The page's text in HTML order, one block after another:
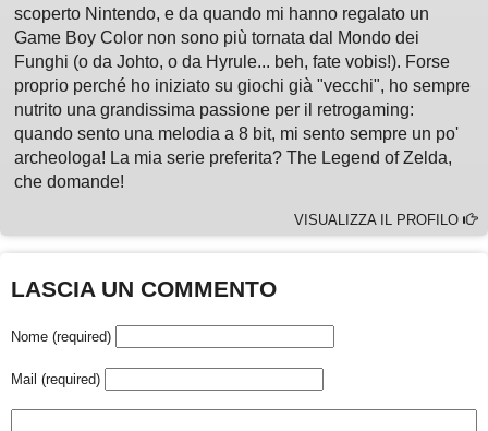
scoperto Nintendo, e da quando mi hanno regalato un
Game Boy Color non sono più tornata dal Mondo dei
Funghi (o da Johto, o da Hyrule... beh, fate vobis!). Forse
proprio perché ho iniziato su giochi già "vecchi", ho sempre
nutrito una grandissima passione per il retrogaming:
quando sento una melodia a 8 bit, mi sento sempre un po'
archeologa! La mia serie preferita? The Legend of Zelda,
che domande!
VISUALIZZA IL PROFILO
LASCIA UN COMMENTO
Nome (required)
Mail (required)